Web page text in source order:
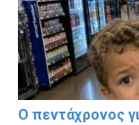
Ο πεντάχρονος